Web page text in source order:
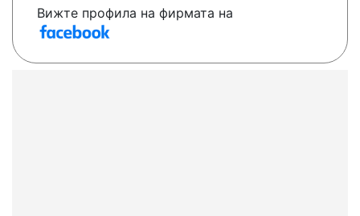
Вижте профила на фирмата на